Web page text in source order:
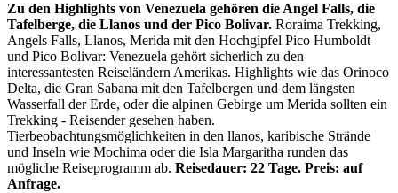
Zu den Highlights von Venezuela gehören die Angel Falls, die
Tafelberge, die Llanos und der Pico Bolivar. Roraima Trekking,
Angels Falls, Llanos, Merida mit den Hochgipfel Pico Humboldt
und Pico Bolivar: Venezuela gehört sicherlich zu den
interessantesten Reiseländern Amerikas. Highlights wie das Orinoco
Delta, die Gran Sabana mit den Tafelbergen und dem längsten
Wasserfall der Erde, oder die alpinen Gebirge um Merida sollten ein
Trekking - Reisender gesehen haben.
Tierbeobachtungsmöglichkeiten in den llanos, karibische Strände
und Inseln wie Mochima oder die Isla Margaritha runden das
mögliche Reiseprogramm ab. Reisedauer: 22 Tage. Preis: auf
Anfrage.